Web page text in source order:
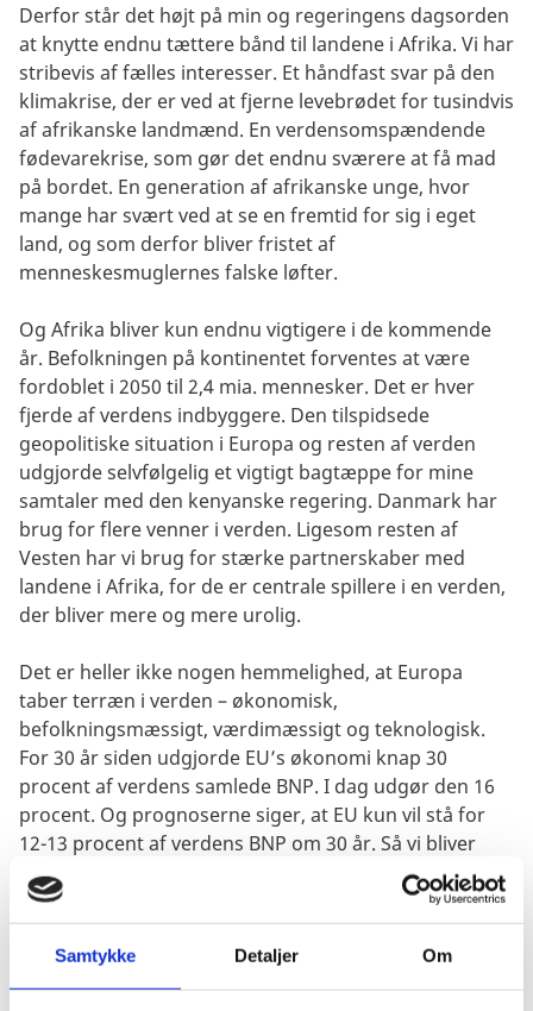
Samtykke Detaljer Om
Derfor står det højt på min og regeringens dagsorden
at knytte endnu tættere bånd til landene i Afrika. Vi har
stribevis af fælles interesser. Et håndfast svar på den
klimakrise, der er ved at fjerne levebrødet for tusindvis
af afrikanske landmænd. En verdensomspændende
fødevarekrise, som gør det endnu sværere at få mad
på bordet. En generation af afrikanske unge, hvor
mange har svært ved at se en fremtid for sig i eget
land, og som derfor bliver fristet af
menneskesmuglernes falske løfter.
Og Afrika bliver kun endnu vigtigere i de kommende
år. Befolkningen på kontinentet forventes at være
fordoblet i 2050 til 2,4 mia. mennesker. Det er hver
fjerde af verdens indbyggere. Den tilspidsede
geopolitiske situation i Europa og resten af verden
udgjorde selvfølgelig et vigtigt bagtæppe for mine
samtaler med den kenyanske regering. Danmark har
brug for flere venner i verden. Ligesom resten af
Vesten har vi brug for stærke partnerskaber med
landene i Afrika, for de er centrale spillere i en verden,
der bliver mere og mere urolig.
Det er heller ikke nogen hemmelighed, at Europa
taber terræn i verden – økonomisk,
befolkningsmæssigt, værdimæssigt og teknologisk.
For 30 år siden udgjorde EU’s økonomi knap 30
procent af verdens samlede BNP. I dag udgør den 16
procent. Og prognoserne siger, at EU kun vil stå for
12-13 procent af verdens BNP om 30 år. Så vi bliver
nødt til at kigge ud i verden og opsøge nye alliancer –
og selvfølgelig styrke dem, vi allerede har.
Hvad Putin fortæller afrikanerne? At ansvaret for
krigen i Ukraine og dens afledte effekter i form af fx